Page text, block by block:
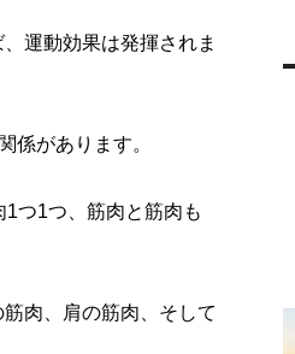
運動効果は発揮されま
係があります。
つ1つ、筋肉と筋肉も
肉、肩の筋肉、そして